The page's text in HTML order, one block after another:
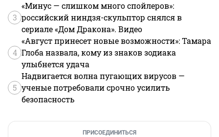
3
«Минус — слишком много спойлеров»:
российский ниндзя-скульптор снялся в
сериале «Дом Дракона». Видео
4
«Август принесет новые возможности»: Тамара
Глоба назвала, кому из знаков зодиака
улыбнется удача
5
Надвигается волна пугающих вирусов —
ученые потребовали срочно усилить
безопасность
ПРИСОЕДИНИТЬСЯ